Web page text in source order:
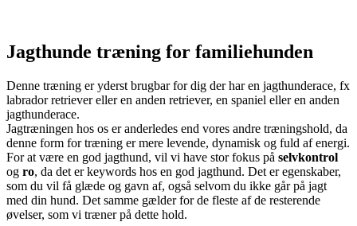
Jagthunde træning for familiehunden
Denne træning er yderst brugbar for dig der har en jagthunderace, fx
labrador retriever eller en anden retriever, en spaniel eller en anden
jagthunderace.
Jagtræningen hos os er anderledes end vores andre træningshold, da
denne form for træning er mere levende, dynamisk og fuld af energi.
For at være en god jagthund, vil vi have stor fokus på selvkontrol
og ro, da det er keywords hos en god jagthund. Det er egenskaber,
som du vil få glæde og gavn af, også selvom du ikke går på jagt
med din hund. Det samme gælder for de fleste af de resterende
øvelser, som vi træner på dette hold.